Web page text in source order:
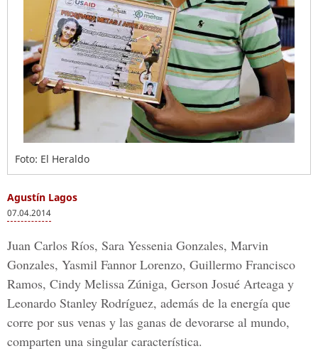
Foto: El Heraldo
Agustín Lagos
07.04.2014
Juan Carlos Ríos, Sara Yessenia Gonzales, Marvin
Gonzales, Yasmil Fannor Lorenzo, Guillermo Francisco
Ramos, Cindy Melissa Zúniga, Gerson Josué Arteaga y
Leonardo Stanley Rodríguez, además de la energía que
corre por sus venas y las ganas de devorarse al mundo,
comparten una singular característica.